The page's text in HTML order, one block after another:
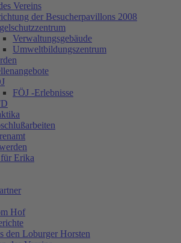
Vereins
der Besucherpavillons 2008
Verwaltungsgebäude
Umweltbildungszentrum
FÖJ -Erlebnisse
Erika
Hof
den Loburger Horsten